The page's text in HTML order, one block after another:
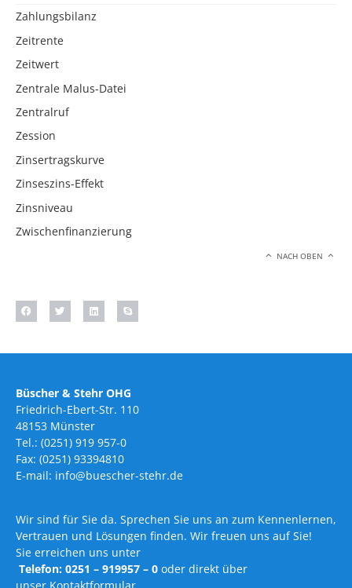
Zahlungsbilanz
Zeitrente
Zeitwert
Zentrale Malus-Datei
Zentralruf
Zession
Zinsertragskurve
Zinseszins-Effekt
Zinsniveau
Zwischenfinanzierung
NACH OBEN
Büscher & Stehr OHG
Friedrich-Ebert-Str. 110
48153 Münster
Tel.: (0251) 919 957-0
Fax: (0251) 93394810
E-mail: info@buescher-stehr.de
Wir sind für Sie da. Sprechen Sie uns an zum Kennenlernen,
Vertrauen und Lösungen finden. Wir freuen uns auf Sie!
Sie erreichen uns unter
Telefon: 0251 – 919957 – 0 oder direkt über